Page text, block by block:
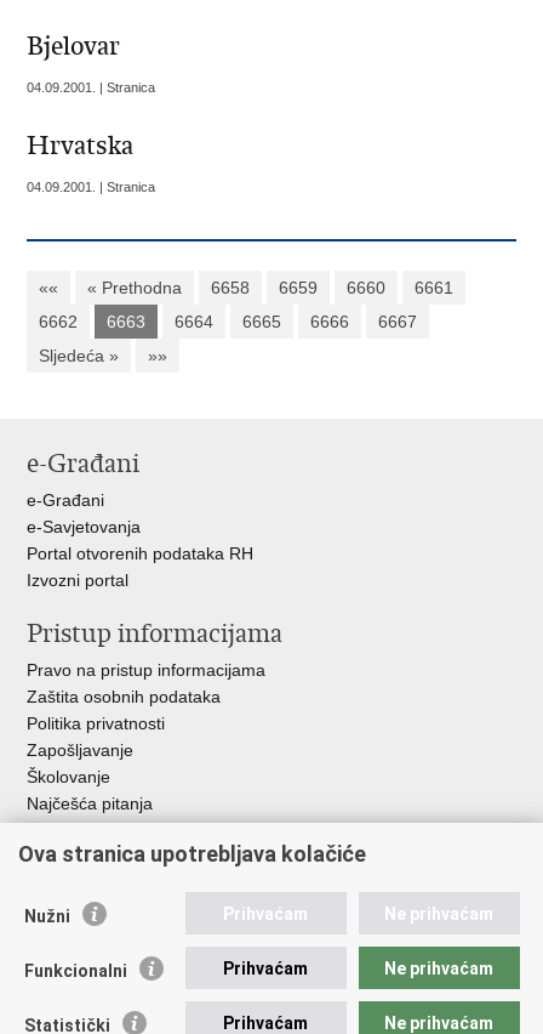
Bjelovar
04.09.2001. | Stranica
Hrvatska
04.09.2001. | Stranica
«« « Prethodna 6658 6659 6660
6661
6662
6663 6664 6665 6666
6667
Sljedeća »
»»
e-Građani
e-Građani
e-Savjetovanja
Portal otvorenih podataka RH
Izvozni portal
Pristup informacijama
Pravo na pristup informacijama
Zaštita osobnih podataka
Politika privatnosti
Zapošljavanje
Školovanje
Najčešća pitanja
Važne poveznice
EMN Nacionalna kontaktna točka za Republiku Hrvatsku
Policijska akademija
Zaklada policijske solidarnosti
Ova stranica upotrebljava kolačiće
Nužni Prihvaćam Ne prihvaćam
Funkcionalni Prihvaćam Ne prihvaćam
Statistički Prihvaćam Ne prihvaćam